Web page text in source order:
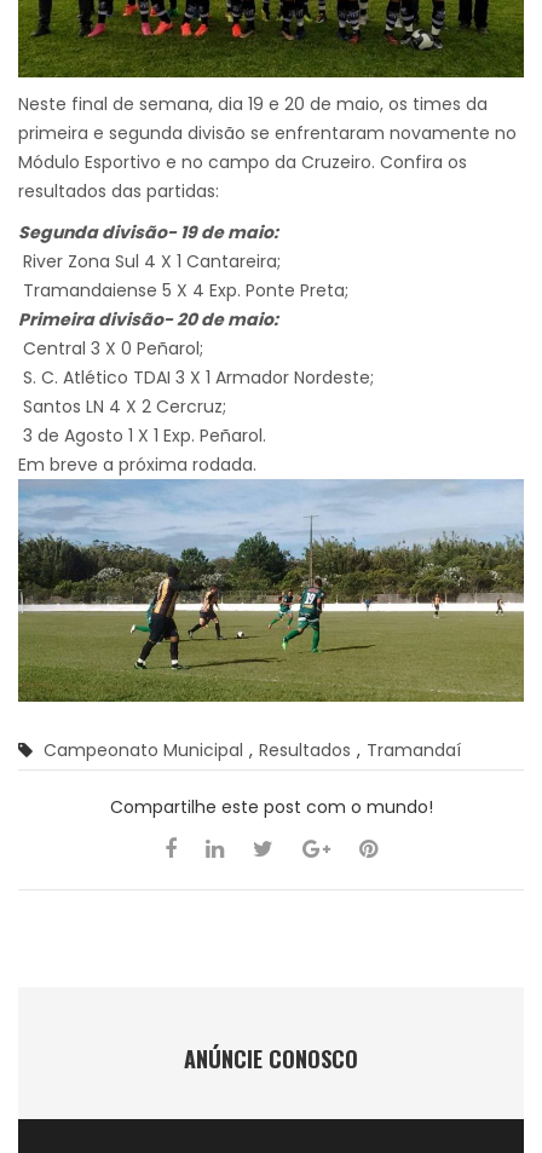
Neste final de semana, dia 19 e 20 de maio, os times da
primeira e segunda divisão se enfrentaram novamente no
Módulo Esportivo e no campo da Cruzeiro. Confira os
resultados das partidas:
Segunda divisão- 19 de maio:
River Zona Sul 4 X 1 Cantareira;
Tramandaiense 5 X 4 Exp. Ponte Preta;
Primeira divisão- 20 de maio:
Central 3 X 0 Peñarol;
S. C. Atlético TDAI 3 X 1 Armador Nordeste;
Santos LN 4 X 2 Cercruz;
3 de Agosto 1 X 1 Exp. Peñarol.
Em breve a próxima rodada.
Campeonato Municipal , Resultados , Tramandaí
Compartilhe este post com o mundo!
ANÚNCIE CONOSCO